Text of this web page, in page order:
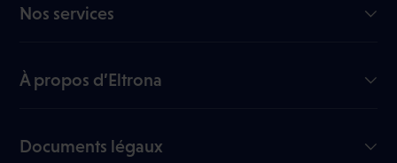
Nos services
TV
À propos d’Eltrona
Nous rejoindre
Documents légaux